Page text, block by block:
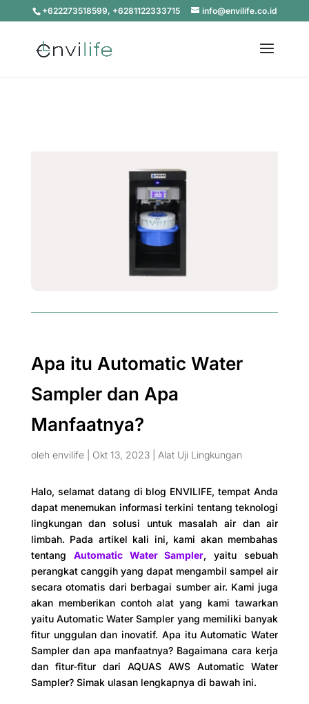
+622273518599, +6281122333715 info@envilife.co.id
Apa itu Automatic Water
Sampler dan Apa
Manfaatnya?
oleh envilife| Okt 13, 2023| Alat Uji Lingkungan
Halo, selamat datang di blog ENVILIFE, tempat Anda
dapat menemukan informasi terkini tentang teknologi
lingkungan dan solusi untuk masalah air dan air
limbah. Pada artikel kali ini, kami akan membahas
tentang Automatic Water Sampler, yaitu sebuah
perangkat canggih yang dapat mengambil sampel air
secara otomatis dari berbagai sumber air. Kami juga
akan memberikan contoh alat yang kami tawarkan
yaitu Automatic Water Sampler yang memiliki banyak
fitur unggulan dan inovatif. Apa itu Automatic Water
Sampler dan apa manfaatnya? Bagaimana cara kerja
dan fitur-fitur dari AQUAS AWS Automatic Water
Sampler? Simak ulasan lengkapnya di bawah ini.